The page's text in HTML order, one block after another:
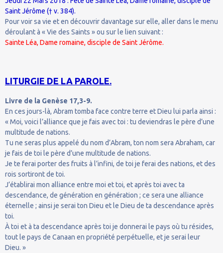
Saint Jérôme († v. 384).
Pour voir sa vie et en découvrir davantage sur elle, aller dans le menu
déroulant à « Vie des Saints » ou sur le lien suivant :
Sainte Léa, Dame romaine, disciple de Saint Jérôme.
LITURGIE DE LA PAROLE.
Livre de la Genèse 17,3-9.
En ces jours-là, Abram tomba face contre terre et Dieu lui parla ainsi :
« Moi, voici l’alliance que je fais avec toi : tu deviendras le père d’une
multitude de nations.
Tu ne seras plus appelé du nom d’Abram, ton nom sera Abraham, car
je fais de toi le père d’une multitude de nations.
Je te ferai porter des fruits à l’infini, de toi je ferai des nations, et des
rois sortiront de toi.
J’établirai mon alliance entre moi et toi, et après toi avec ta
descendance, de génération en génération ; ce sera une alliance
éternelle ; ainsi je serai ton Dieu et le Dieu de ta descendance après
toi.
À toi et à ta descendance après toi je donnerai le pays où tu résides,
tout le pays de Canaan en propriété perpétuelle, et je serai leur
Dieu. »